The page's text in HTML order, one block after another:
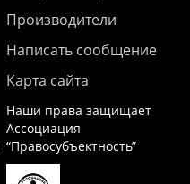
Производители
Написать сообщение
Карта сайта
Наши права защищает
Ассоциация
“Правосубъектность”